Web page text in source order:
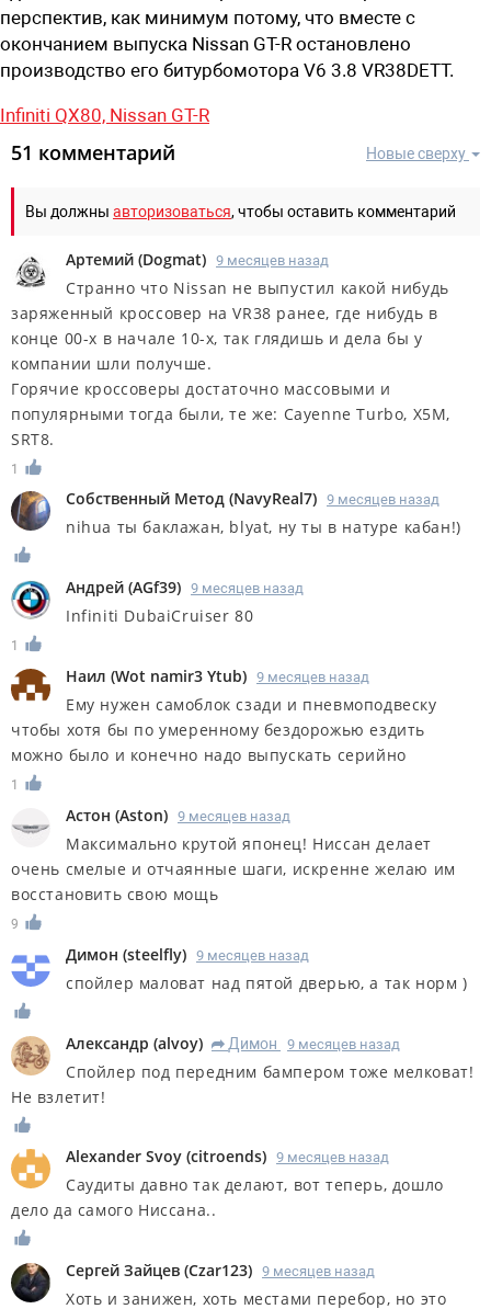
перспектив, как минимум потому, что вместе с
окончанием выпуска Nissan GT-R остановлено
производство его битурбомотора V6 3.8 VR38DETT.
Infiniti QX80, Nissan GT-R
Новые сверху
51 комментарий
Вы должны авторизоваться, чтобы оставить комментарий
Артемий (Dogmat) 9 месяцев назад
Странно что Nissan не выпустил какой нибудь
заряженный кроссовер на VR38 ранее, где нибудь в
конце 00-х в начале 10-х, так глядишь и дела бы у
компании шли получше.
Горячие кроссоверы достаточно массовыми и
популярными тогда были, те же: Cayenne Turbo, X5M,
SRT8.
1
Собственный Метод (NavyReal7) 9 месяцев назад
nihua ты баклажан, blyat, ну ты в натуре кабан!)
Андрей (AGf39) 9 месяцев назад
Infiniti DubaiCruiser 80
1
Наил (Wot namir3 Ytub) 9 месяцев назад
Ему нужен самоблок сзади и пневмоподвеску
чтобы хотя бы по умеренному бездорожью ездить
можно было и конечно надо выпускать серийно
1
Астон (Aston) 9 месяцев назад
Максимально крутой японец! Ниссан делает
очень смелые и отчаянные шаги, искренне желаю им
восстановить свою мощь
9
Димон (steelfly) 9 месяцев назад
спойлер маловат над пятой дверью, а так норм )
Александр (alvoy) R Димон 9 месяцев назад
Спойлер под передним бампером тоже мелковат!
Не взлетит!
Alexander Svoy (citroends) 9 месяцев назад
Саудиты давно так делают, вот теперь, дошло
дело да самого Ниссана..
Сергей Зайцев (Czar123) 9 месяцев назад
Хоть и занижен, хоть местами перебор, но это